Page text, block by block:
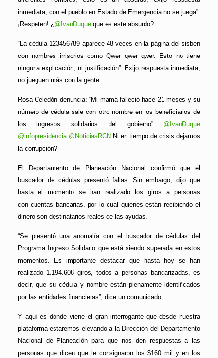
inmediata, con el pueblo en Estado de Emergencia no se juega”.
¡Respeten! ¿ @IvanDuqueque es este absurdo?
“La cédula 123456789 aparece 48 veces en la página del sisben
con nombres irrisorios como Qwer qwer qwer. Esto no tiene
ninguna explicación, ni justificación”. Exijo respuesta inmediata,
no jueguen más con la gente.
Rosa Celedón denuncia: “Mi mamá falleció hace 21 meses y su
número de cédula sale con otro nombre en los beneficiarios de
los ingresos solidarios del gobierno” @IvanDuque
@infopresidencia @NoticiasRCNNi en tiempo de crisis dejamos
la corrupción?
El Departamento de Planeación Nacional confirmó que el
buscador de cédulas presentó fallas. Sin embargo, dijo que
hasta el momento se han realizado los giros a personas
con cuentas bancarias, por lo cual quienes están recibiendo el
dinero son destinatarios reales de las ayudas.
“Se presentó una anomalía con el buscador de cédulas del
Programa Ingreso Solidario que está siendo superada en estos
momentos. Es importante destacar que hasta hoy se han
realizado 1.194.608 giros, todos a personas bancarizadas, es
decir, que su cédula y nombre están plenamente identificados
por las entidades financieras”, dice un comunicado.
Y aquí es donde viene el gran interrogante que desde nuestra
plataforma estaremos elevando a la Dirección del Departamento
Nacional de Planeación para que nos den respuestas a las
personas que dicen que le consignaron los $160 mil y en los